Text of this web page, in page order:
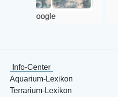
Info-Center
Aquarium-Lexikon
Terrarium-Lexikon